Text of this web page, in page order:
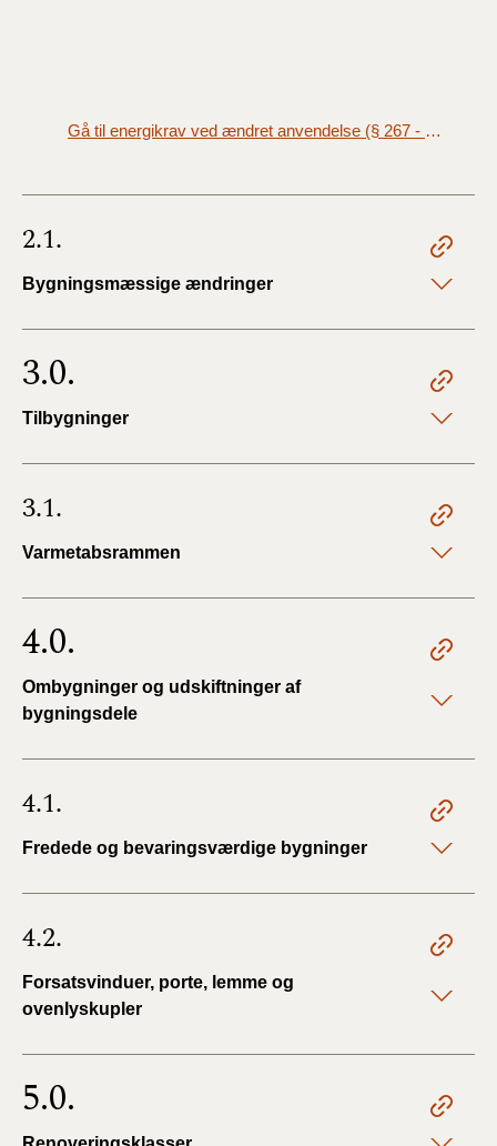
Gå til energikrav ved ændret anvendelse (§ 267 - § 270)
2.1.
Bygningsmæssige ændringer
3.0.
Tilbygninger
3.1.
Varmetabsrammen
4.0.
Ombygninger og udskiftninger af
bygningsdele
4.1.
Fredede og bevaringsværdige bygninger
4.2.
Forsatsvinduer, porte, lemme og
ovenlyskupler
5.0.